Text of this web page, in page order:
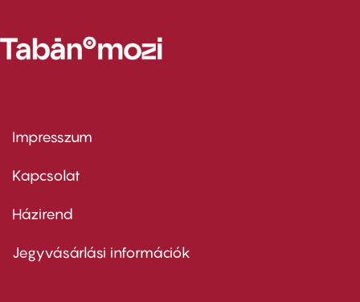
Footer
first
Impresszum
Kapcsolat
Footer
second
Házirend
Jegyvásárlási információk